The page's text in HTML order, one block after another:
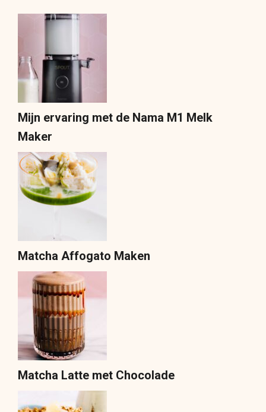
Mijn ervaring met de Nama M1 Melk
Maker
Matcha Affogato Maken
Matcha Latte met Chocolade